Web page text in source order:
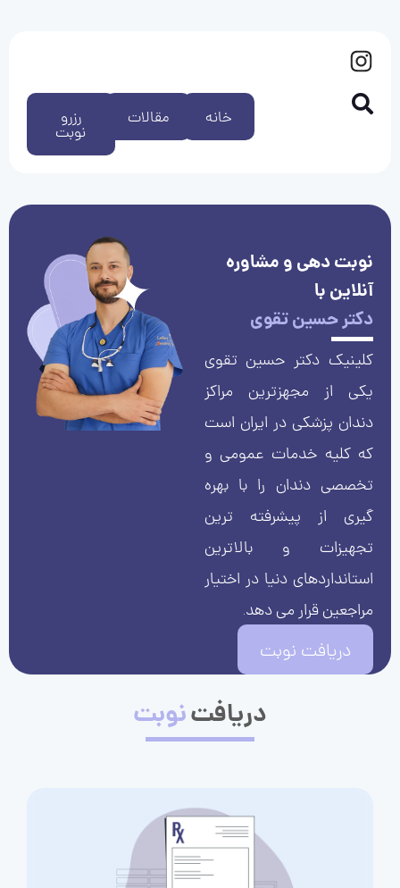
رزرو
نوبت
مقالات خانه
نوبت دهی و مشاوره
آنلاین با
دکتر حسین تقوی
کلینیک دکتر حسین تقوی
یکی از مجهزترین مراکز
دندان پزشکی در ایران است
که کلیه خدمات عمومی و
تخصصی دندان را با بهره
گیری از پیشرفته ترین
تجهیزات و بالاترین
استانداردهای دنیا در اختیار
مراجعین قرار می دهد.
دریافت نوبت
دریافتنوبت